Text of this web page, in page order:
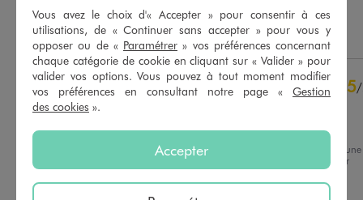
contrôle
Voir tous les avis sur ce site
5étoiles
10
4étoiles
2
3étoiles
0
2étoiles
1étoile 0
Trier les avis
Utile(0) Signaler
5/
Avis vérifié et récompensé
, suite à une
par
Justine F.
Vous avez le choix d'« Accepter » pour consentir à ces
utilisations, de « Continuer sans accepter » pour vous y
opposer ou de « Paramétrer » vos préférences concernant
chaque catégorie de cookie en cliquant sur « Valider » pour
valider vos options. Vous pouvez à tout moment modifier
vos préférences en consultant notre page « Gestion
des cookies ».
Accepter